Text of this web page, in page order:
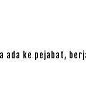
ada ke pejabat,